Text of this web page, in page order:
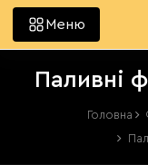
Меню
Паливні
Головна